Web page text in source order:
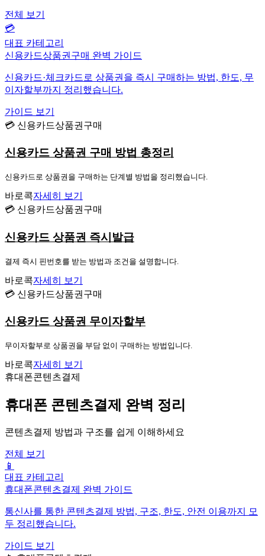
전체 보기
💳
대표 카테고리
신용카드상품권구매 완벽 가이드
신용카드·체크카드로 상품권을 즉시 구매하는 방법, 한도, 무
이자할부까지 정리했습니다.
가이드 보기
💳 신용카드상품권구매
신용카드 상품권 구매 방법 총정리
신용카드로 상품권을 구매하는 단계별 방법을 정리했습니다.
바로콕자세히 보기
💳 신용카드상품권구매
신용카드 상품권 즉시발급
결제 즉시 핀번호를 받는 방법과 조건을 설명합니다.
바로콕자세히 보기
💳 신용카드상품권구매
신용카드 상품권 무이자할부
무이자할부로 상품권을 부담 없이 구매하는 방법입니다.
바로콕자세히 보기
휴대폰콘텐츠결제
휴대폰 콘텐츠결제 완벽 정리
콘텐츠결제 방법과 구조를 쉽게 이해하세요
전체 보기
📱
대표 카테고리
휴대폰콘텐츠결제 완벽 가이드
통신사를 통한 콘텐츠결제 방법, 구조, 한도, 안전 이용까지 모
두 정리했습니다.
가이드 보기